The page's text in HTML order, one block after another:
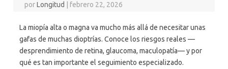
porLongitud febrero 22, 2026
La miopía alta o magna va mucho más allá de necesitar unas
gafas de muchas dioptrías. Conoce los riesgos reales —
desprendimiento de retina, glaucoma, maculopatía— y por
qué es tan importante el seguimiento especializado.